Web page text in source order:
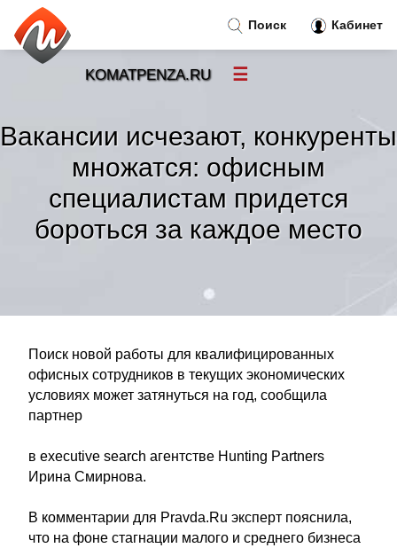
Вакансии исчезают, конкуренты
множатся: офисным
специалистам придется
бороться за каждое место
Поиск новой работы для квалифицированных
офисных сотрудников в текущих экономических
условиях может затянуться на год, сообщила
партнер
в executive search агентстве Hunting Partners
Ирина Смирнова.
В комментарии для Pravda.Ru эксперт пояснила,
что на фоне стагнации малого и среднего бизнеса
Поиск Кабинет
KOMATPENZA.RU ☰
Новости»
Тренды новостей»
Рубрики»